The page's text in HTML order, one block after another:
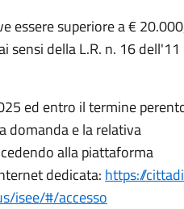
essere superiore a €
sensi della L.R. n. 16 dell'11
ed entro il termine
domanda e la relativa
alla piattaforma
dedicata: https://
isee/#/accesso